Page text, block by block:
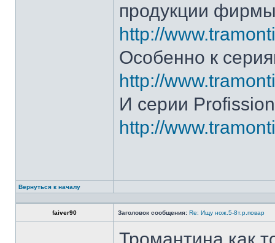
продукции
http://
Особенно к
http://
И серии
http://
Вернуться к началу
faiver90 Заголовок сообщения: Re: Ищу нож.5-8т.р.повар